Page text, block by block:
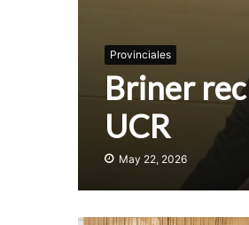
Provinciales
Briner
UCR
May 22, 2026